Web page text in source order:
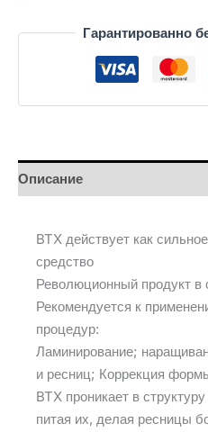
Гарантированно
Описание
BTX действует как
средство
Революционный продукт в
Рекомендуется к
процедур:
Ламинирование;
и ресниц; Коррекция
BTX проникает в
питая их, делая ресницы